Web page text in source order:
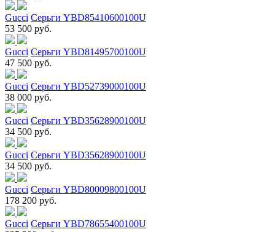
Gucci Серьги YBD85410600100U
53 500 руб.
Gucci Серьги YBD81495700100U
47 500 руб.
Gucci Серьги YBD52739000100U
38 000 руб.
Gucci Серьги YBD35628900100U
34 500 руб.
Gucci Серьги YBD35628900100U
34 500 руб.
Gucci Серьги YBD80009800100U
178 200 руб.
Gucci Серьги YBD78655400100U